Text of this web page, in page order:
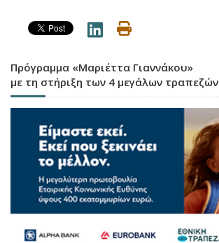
Πρόγραμμα «Μαριέττα Γιαννάκου»
με τη στήριξη των 4 μεγάλων τραπεζών